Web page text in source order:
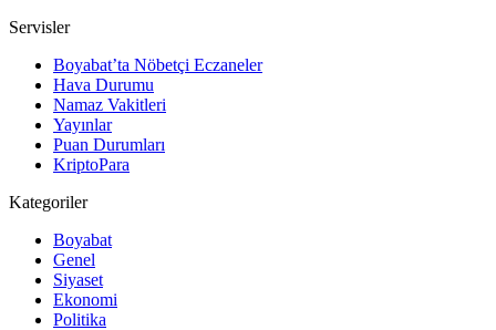
Servisler
Boyabat’ta Nöbetçi Eczaneler
Hava Durumu
Namaz Vakitleri
Yayınlar
Puan Durumları
KriptoPara
Kategoriler
Boyabat
Genel
Siyaset
Ekonomi
Politika